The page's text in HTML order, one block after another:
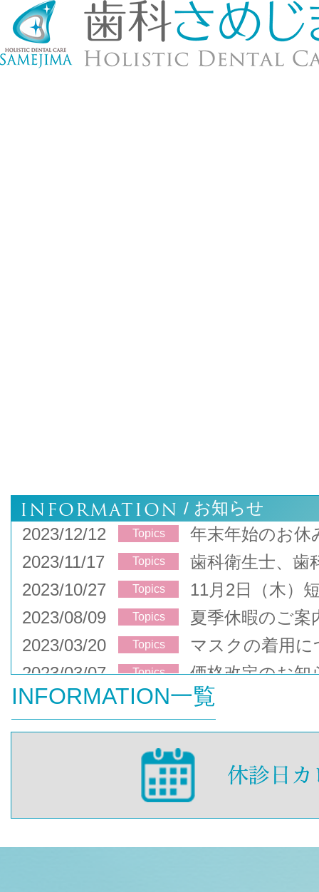
INFORMATION / お知らせ
2023/12/12
Topics
年末年始のお休
2023/11/17
Topics
歯科衛生士、歯
2023/10/27
Topics
11月2日（木）
2023/08/09
Topics
夏季休暇のご案
2023/03/20
Topics
マスクの着用に
2023/03/07
Topics 価格改定のお知
INFORMATION一覧